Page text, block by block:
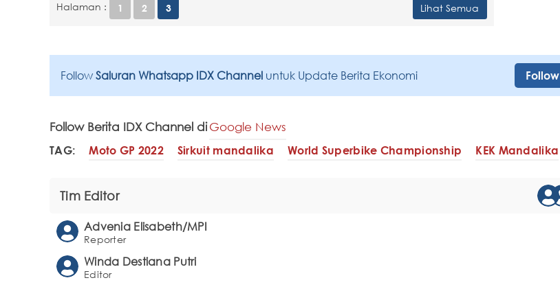
Halaman : 1 2 3 Lihat Semua
Follow Saluran Whatsapp IDX Channel untuk Update Berita Ekonomi Follow
Follow Berita IDX Channel diGoogle News
TAG: Moto GP 2022 Sirkuit mandalika World Superbike Championship KEK Mandalika
Tim Editor
Advenia Elisabeth/MPI
Reporter
Winda Destiana Putri
Editor